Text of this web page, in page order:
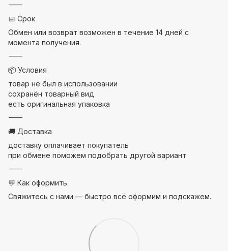
⸻
📅 Срок
Обмен или возврат возможен в течение 14 дней с
момента получения.
⸻
📦 Условия
товар не был в использовании
сохранён товарный вид
есть оригинальная упаковка
⸻
🚚 Доставка
доставку оплачивает покупатель
при обмене поможем подобрать другой вариант
⸻
💬 Как оформить
Свяжитесь с нами — быстро всё оформим и подскажем.